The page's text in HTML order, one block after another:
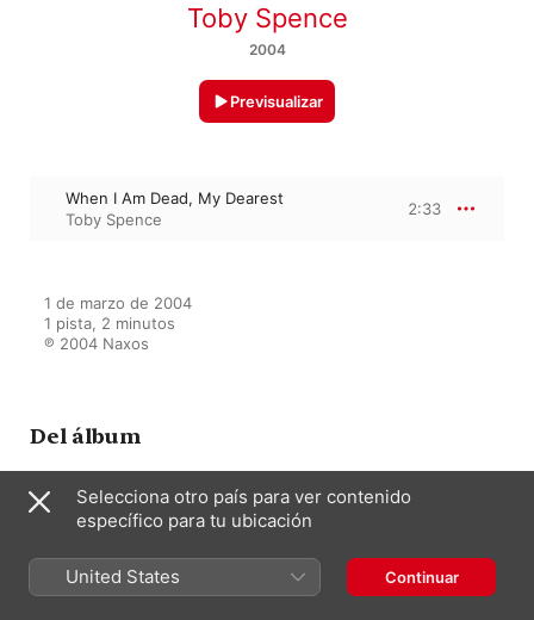
Toby Spence
2004
Previsualizar
When I Am Dead, My Dearest
Toby Spence
2:33
1 de marzo de 2004
1 pista, 2 minutos
℗ 2004 Naxos
Del álbum
Lehmann: The Daisy Chain, Bird
Toby Spence
Selecciona otro país para ver contenido
específico para tu ubicación
United States Continuar